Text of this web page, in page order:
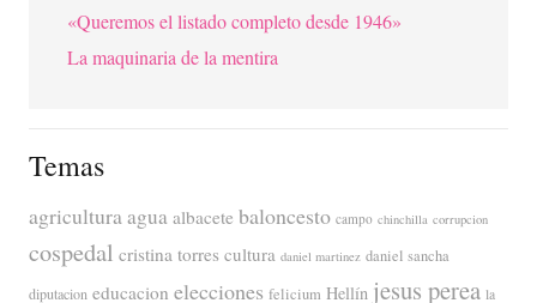
«Queremos el listado completo desde 1946»
La maquinaria de la mentira
Temas
agriculturaagua albacete baloncesto campo chinchilla corrupcion
cospedal cristina torres cultura daniel martinez daniel sancha
diputacion educacion elecciones felicium Hellín jesus perea la